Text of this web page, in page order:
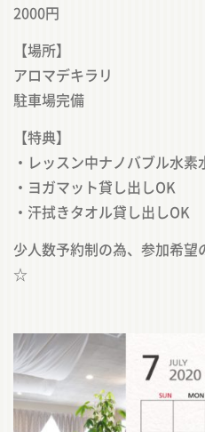
2000円
【場所】
アロマデキラリ
駐車場完備
【特典】
・レッスン中ナノバブル水素
・ヨガマット貸し出しOK
・汗拭きタオル貸し出しOK
少人数予約制の為、参加希
☆